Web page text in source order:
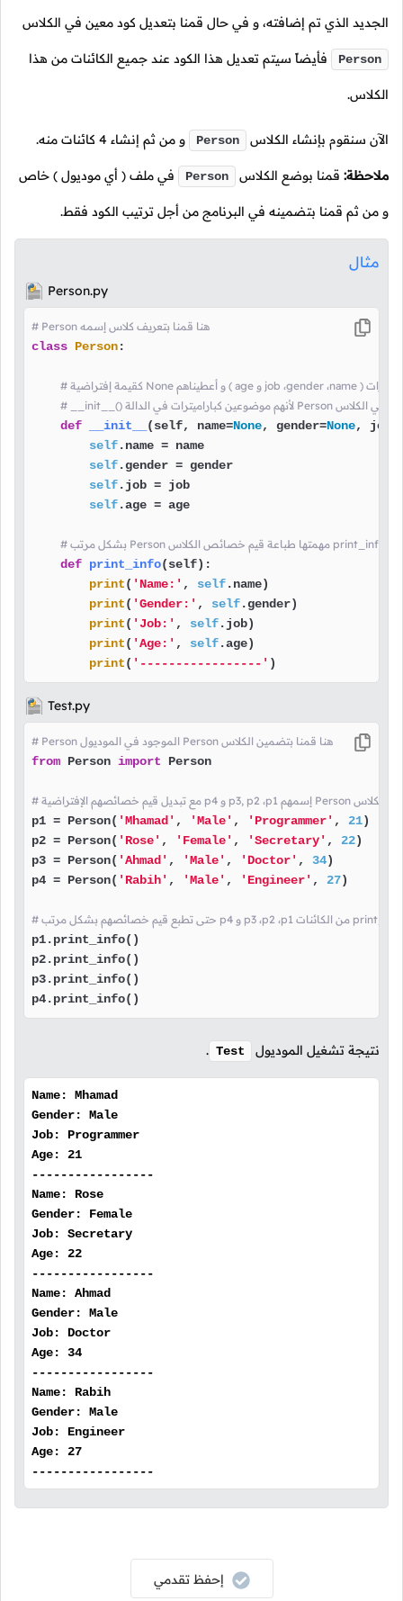
الجديد الذي تم إضافته، و في حال قمنا بتعديل كود معين في الكلاس
Person فأيضاً سيتم تعديل هذا الكود عند جميع الكائنات من هذا
الكلاس.
الآن سنقوم بإنشاء الكلاس Person و من ثم إنشاء 4 كائنات منه.
ملاحظة: قمنا بوضع الكلاس Person في ملف ( أي موديول ) خاص
و من ثم قمنا بتضمينه في البرنامج من أجل ترتيب الكود فقط.
مثال
Person.py
# Person هنا قمنا بتعريف كلاس إسمه
class Person:
def __init__ (self, name=None, gender=None, job=
self.name = name
self.gender = gender
self.job = job
self.age = age
def print_info(self):
print( 'Name:' , self.name)
print( 'Gender:' , self.gender)
print( 'Job:' , self.job)
print( 'Age:' , self.age)
print( '-----------------' )
Test.py
# Person الموجود في الموديول Person هنا قمنا بتضمين الكلاس
from Person import Person
p1 = Person( 'Mhamad' , 'Male' , 'Programmer' , 21)
p2 = Person( 'Rose' , 'Female' , 'Secretary' , 22)
p3 = Person( 'Ahmad' , 'Male' , 'Doctor' , 34)
p4 = Person( 'Rabih' , 'Male' , 'Engineer' , 27)
p1.print_info()
p2.print_info()
p3.print_info()
p4.print_info()
نتيجة تشغيل الموديول Test
.
Name: Mhamad
Gender: Male
Job: Programmer
Age: 21
-----------------
Name: Rose
Gender: Female
Job: Secretary
Age: 22
-----------------
Name: Ahmad
Gender: Male
Job: Doctor
Age: 34
-----------------
Name: Rabih
Gender: Male
Job: Engineer
Age: 27
-----------------
إحفظ تقدمي